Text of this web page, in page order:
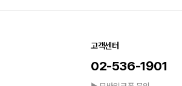
고객센터
02-536-1901